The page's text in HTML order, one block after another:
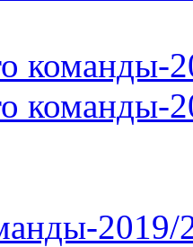
команды-
команды-
2019/